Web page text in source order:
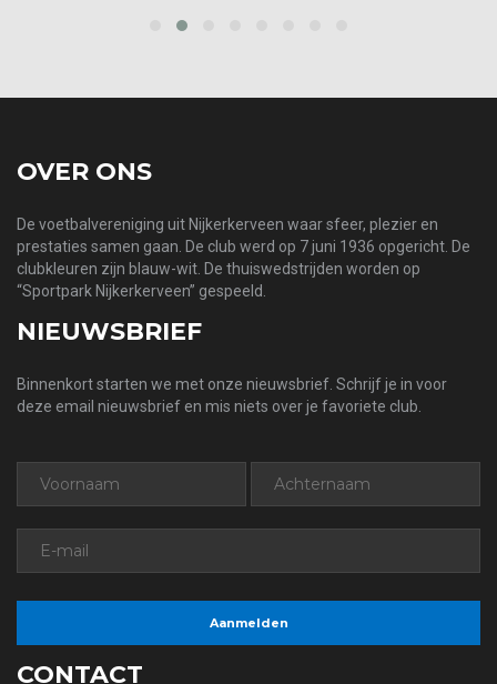
OVER ONS
De voetbalvereniging uit Nijkerkerveen waar sfeer, plezier en
prestaties samen gaan. De club werd op 7 juni 1936 opgericht. De
clubkleuren zijn blauw-wit. De thuiswedstrijden worden op
“Sportpark Nijkerkerveen” gespeeld.
NIEUWSBRIEF
Binnenkort starten we met onze nieuwsbrief. Schrijf je in voor
deze email nieuwsbrief en mis niets over je favoriete club.
CONTACT